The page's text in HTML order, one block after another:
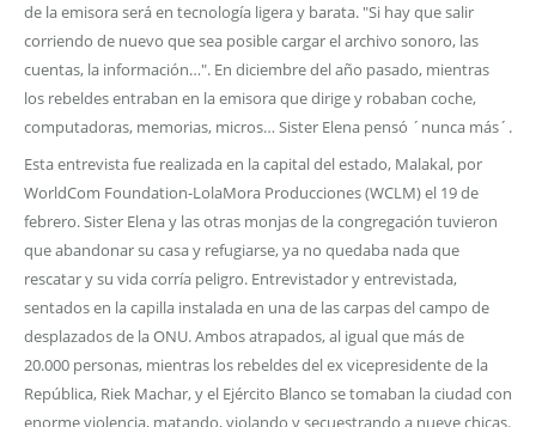
de la emisora será en tecnología ligera y barata. "Si hay que salir
corriendo de nuevo que sea posible cargar el archivo sonoro, las
cuentas, la información…". En diciembre del año pasado, mientras
los rebeldes entraban en la emisora que dirige y robaban coche,
computadoras, memorias, micros… Sister Elena pensó ´nunca más´.
Esta entrevista fue realizada en la capital del estado, Malakal, por
WorldCom Foundation-LolaMora Producciones (WCLM) el 19 de
febrero. Sister Elena y las otras monjas de la congregación tuvieron
que abandonar su casa y refugiarse, ya no quedaba nada que
rescatar y su vida corría peligro. Entrevistador y entrevistada,
sentados en la capilla instalada en una de las carpas del campo de
desplazados de la ONU. Ambos atrapados, al igual que más de
20.000 personas, mientras los rebeldes del ex vicepresidente de la
República, Riek Machar, y el Ejército Blanco se tomaban la ciudad con
enorme violencia, matando, violando y secuestrando a nueve chicas.